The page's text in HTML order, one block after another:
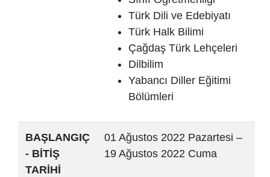
Türk Dili ve Edebiyatı
Türk Halk Bilimi
Çağdaş Türk Lehçeleri
Dilbilim
Yabancı Diller Eğitimi
Bölümleri
BAŞLANGIÇ
- BİTİŞ
TARİHİ
01 Ağustos 2022 Pazartesi –
19 Ağustos 2022 Cuma